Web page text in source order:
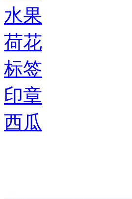
水果
荷花
标签
印章
西瓜